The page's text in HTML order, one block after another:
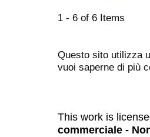
1 - 6 of 6 Items
Questo sito utilizza
vuoi saperne di più
This work is
commerciale -